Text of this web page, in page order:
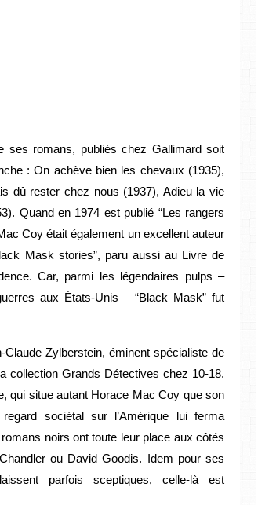
ses romans, publiés chez Gallimard soit
: On achève bien les chevaux (1935),
dû rester chez nous (1937), Adieu la vie
Quand en 1974 est publié “Les rangers
Coy était également un excellent auteur
Mask stories”, paru aussi au Livre de
Car, parmi les légendaires pulps –
aux États-Unis – “Black Mask” fut
Claude Zylberstein, éminent spécialiste de
collection Grands Détectives chez 10-18.
qui situe autant Horace Mac Coy que son
sociétal sur l’Amérique lui ferma
noirs ont toute leur place aux côtés
ou David Goodis. Idem pour ses
parfois sceptiques, celle-là est